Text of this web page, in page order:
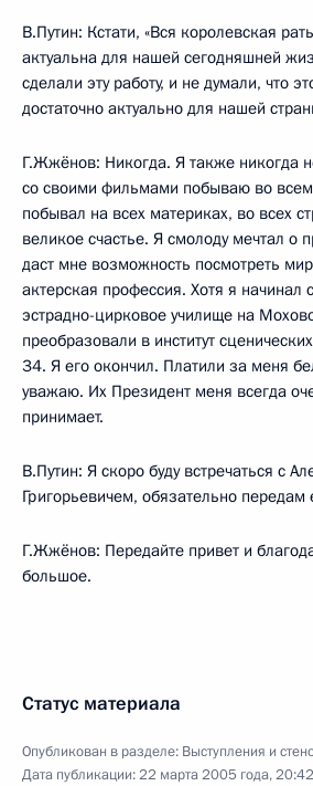
В.Путин: Кстати, «Вся королевская
актуальна для нашей сегодняшней
сделали эту работу, и не думали, что
достаточно актуально для нашей
Г.Жжёнов: Никогда. Я также никогда
со своими фильмами побываю во
побывал на всех материках, во всех
великое счастье. Я смолоду мечтал о
даст мне возможность посмотреть
актерская профессия. Хотя я начинал
эстрадно-цирковое училище на
преобразовали в институт
34. Я его окончил. Платили за меня
уважаю. Их Президент меня всегда
принимает.
В.Путин: Я скоро буду встречаться с
Григорьевичем, обязательно передам
Г.Жжёнов: Передайте привет и
большое.
Статус материала
Опубликован в разделе: Выступления и
Дата публикации:22 марта 2005 года, 20:42